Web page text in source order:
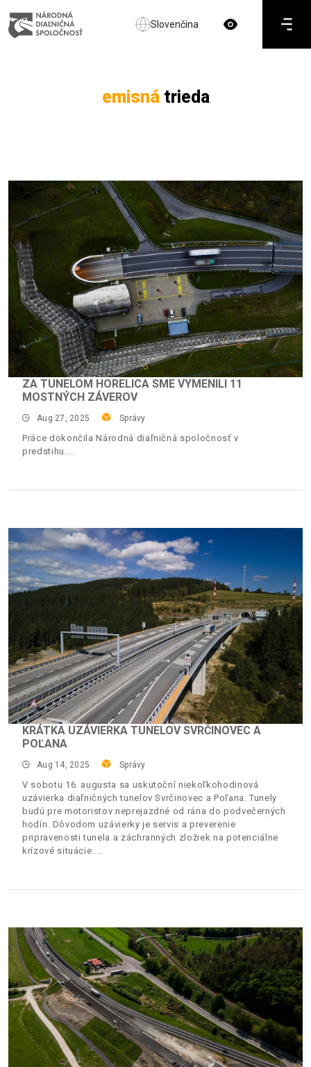
Slovenčina
emisnátrieda
ZA TUNELOM HORELICA SME VYMENILI 11
MOSTNÝCH ZÁVEROV
Aug 27, 2025 Správy
Práce dokončila Národná diaľničná spoločnosť v
predstihu.
KRÁTKA UZÁVIERKA TUNELOV SVRČINOVEC A
POĽANA
Aug 14, 2025 Správy
V sobotu 16. augusta sa uskutoční niekoľkohodinová
uzávierka diaľničných tunelov Svrčinovec a Poľana. Tunely
budú pre motoristov neprejazdné od rána do podvečerných
hodín. Dôvodom uzávierky je servis a preverenie
pripravenosti tunela a záchranných zložiek na potenciálne
krízové situácie.